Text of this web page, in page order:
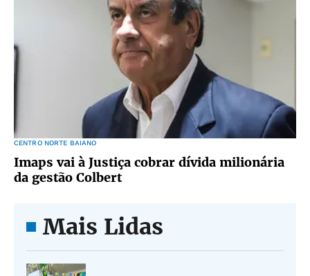
CENTRO NORTE BAIANO
Imaps vai à Justiça cobrar dívida milionária
da gestão Colbert
Mais Lidas